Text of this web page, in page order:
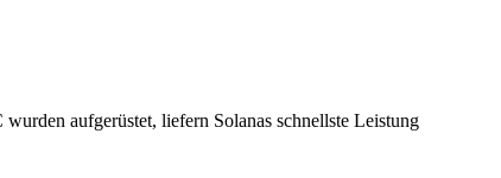
aufgerüstet, liefern Solanas schnellste Leistung